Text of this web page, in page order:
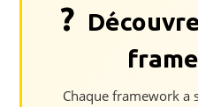
?
Chaque framework a